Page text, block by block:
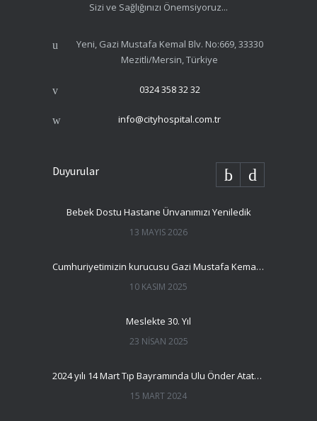
Sizi ve Sağlığınızı Önemsiyoruz...
Yeni, Gazi Mustafa Kemal Blv. No:669, 33330
Mezitli/Mersin, Türkiye
0324 358 32 32
info@cityhospital.com.tr
Duyurular
Bebek Dostu Hastane Ünvanımızı Yeniledik
13 MAYIS 2026
Cumhuriyetimizin kurucusu Gazi Mustafa Kemal Atatürk’ü saygı ve minnetle anmak için bir aradayız.
10 KASIM 2025
Meslekte 30. Yıl
23 NISAN 2025
2024 yılı 14 Mart Tıp Bayramında Ulu Önder Atatürk’ün huzurunda idik
15 MART 2024